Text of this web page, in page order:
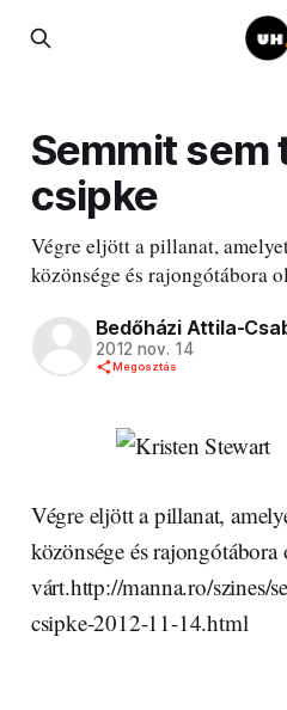
Semmit sem
csipke
Végre eljött a pillanat,
közönsége és rajongótábora
Bedőházi Attila-
2012 nov. 14
Megosztás
Végre eljött a pillanat,
közönsége és
várt.http://manna.ro/szines/
csipke-2012-11-14.html